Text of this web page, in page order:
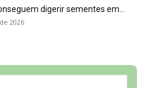
e RGPD